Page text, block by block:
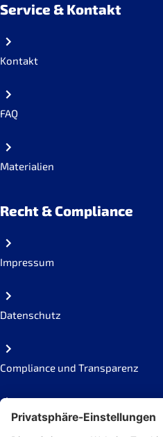
Service & Kontakt
Kontakt
FAQ
Materialien
Recht & Compliance
Impressum
Datenschutz
Compliance und Transparenz
Missbrauch melden